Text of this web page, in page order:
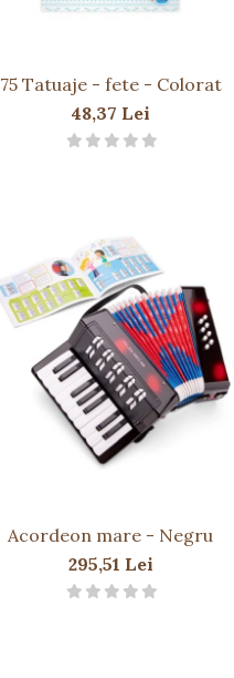
75 Tatuaje - fete - Colorat
48,37 Lei
Acordeon mare - Negru
295,51 Lei